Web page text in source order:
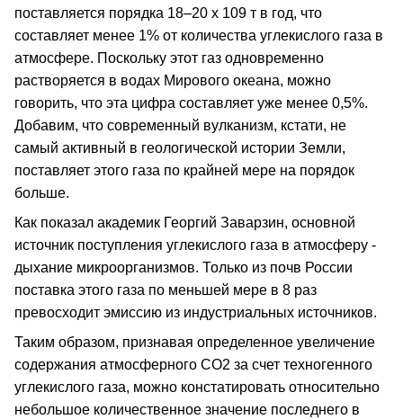
поставляется порядка 18–20 х 109 т в год, что
составляет менее 1% от количества углекислого газа в
атмосфере. Поскольку этот газ одновременно
растворяется в водах Мирового океана, можно
говорить, что эта цифра составляет уже менее 0,5%.
Добавим, что современный вулканизм, кстати, не
самый активный в геологической истории Земли,
поставляет этого газа по крайней мере на порядок
больше.
Как показал академик Георгий Заварзин, основной
источник поступления углекислого газа в атмосферу -
дыхание микроорганизмов. Только из почв России
поставка этого газа по меньшей мере в 8 раз
превосходит эмиссию из индустриальных источников.
Таким образом, признавая определенное увеличение
содержания атмосферного СО2 за счет техногенного
углекислого газа, можно констатировать относительно
небольшое количественное значение последнего в